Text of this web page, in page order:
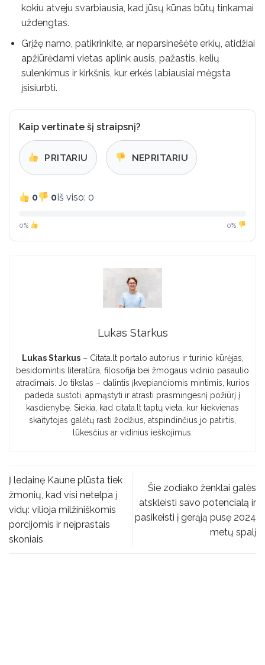
kokiu atveju svarbiausia, kad jūsų kūnas būtų tinkamai
uždengtas.
Grįžę namo, patikrinkite, ar neparsinešėte erkių, atidžiai
apžiūrėdami vietas aplink ausis, pažastis, kelių
sulenkimus ir kirkšnis, kur erkės labiausiai mėgsta
įsisiurbti.
Kaip vertinate šį straipsnį?
PRITARIU NEPRITARIU
0 0 Iš viso: 0
0% 0%
Lukas Starkus
Lukas Starkus– Citata.lt portalo autorius ir turinio kūrėjas,
besidomintis literatūra, filosofija bei žmogaus vidinio pasaulio
atradimais. Jo tikslas – dalintis įkvepiančiomis mintimis, kurios
padeda sustoti, apmąstyti ir atrasti prasmingesnį požiūrį į
kasdienybę. Siekia, kad citata.lt taptų vieta, kur kiekvienas
skaitytojas galėtų rasti žodžius, atspindinčius jo patirtis,
lūkesčius ar vidinius ieškojimus.
Į ledainę Kaune plūsta tiek
žmonių, kad visi netelpa į
vidų: vilioja milžiniškomis
porcijomis ir neįprastais
skoniais
Šie zodiako ženklai galės
atskleisti savo potencialą ir
pasikeisti į gerąją pusę 2024
metų spalį